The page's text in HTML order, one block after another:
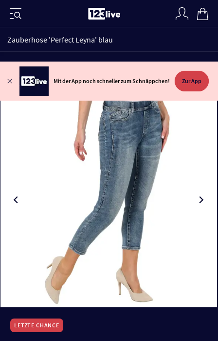
Zauberhose 'Perfect Leyna' blau
Mit der App noch schneller zum Schnäppchen! Zur App
LETZTE CHANCE